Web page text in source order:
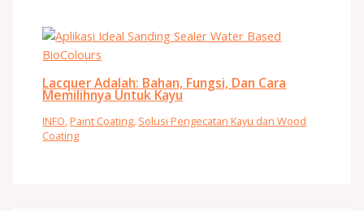
Lacquer Adalah: Bahan, Fungsi, Dan Cara
Memilihnya Untuk Kayu
INFO,Paint Coating, Solusi Pengecatan Kayu dan Wood
Coating